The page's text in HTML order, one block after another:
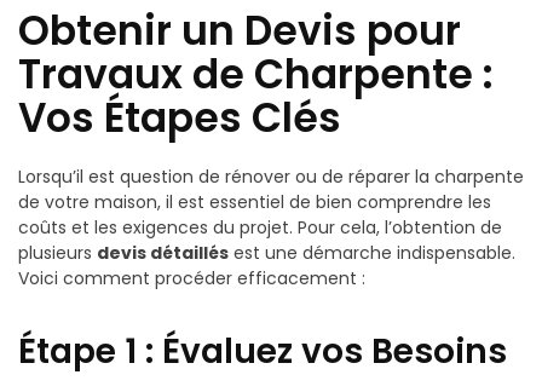
Obtenir un Devis pour
Travaux de Charpente :
Vos Étapes Clés
Lorsqu’il est question de rénover ou de réparer la charpente
de votre maison, il est essentiel de bien comprendre les
coûts et les exigences du projet. Pour cela, l’obtention de
plusieurs devis détaillés est une démarche indispensable.
Voici comment procéder efficacement :
Étape 1 : Évaluez vos Besoins